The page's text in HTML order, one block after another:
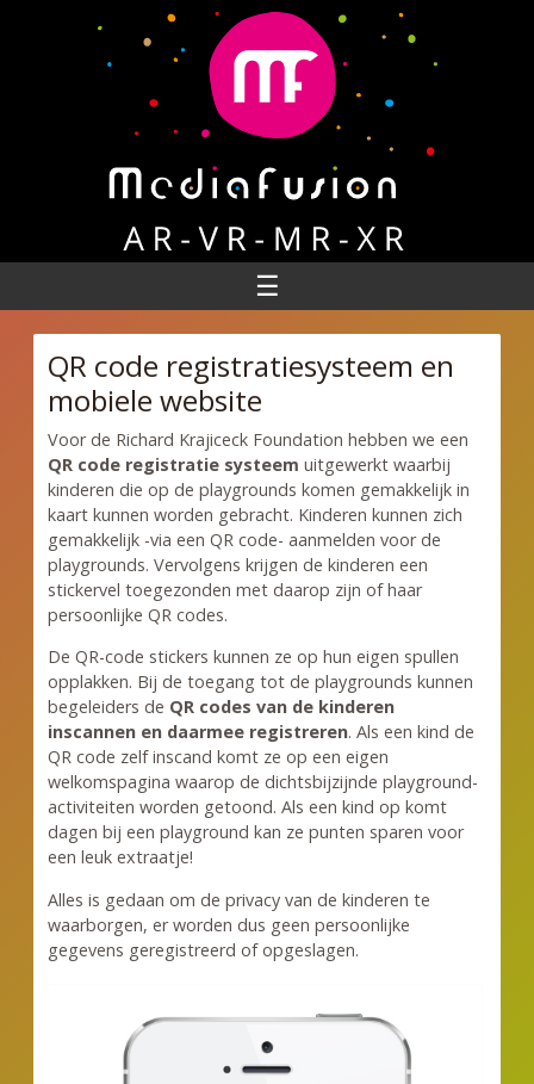
☰
QR code registratiesysteem en
mobiele website
Voor de Richard Krajiceck Foundation hebben we een
QR code registratie systeem uitgewerkt waarbij
kinderen die op de playgrounds komen gemakkelijk in
kaart kunnen worden gebracht. Kinderen kunnen zich
gemakkelijk -via een QR code- aanmelden voor de
playgrounds. Vervolgens krijgen de kinderen een
stickervel toegezonden met daarop zijn of haar
persoonlijke QR codes.
De QR-code stickers kunnen ze op hun eigen spullen
opplakken. Bij de toegang tot de playgrounds kunnen
begeleiders de QR codes van de kinderen
inscannen en daarmee registreren. Als een kind de
QR code zelf inscand komt ze op een eigen
welkomspagina waarop de dichtsbijzijnde playground-
activiteiten worden getoond. Als een kind op komt
dagen bij een playground kan ze punten sparen voor
een leuk extraatje!
Alles is gedaan om de privacy van de kinderen te
waarborgen, er worden dus geen persoonlijke
gegevens geregistreerd of opgeslagen.